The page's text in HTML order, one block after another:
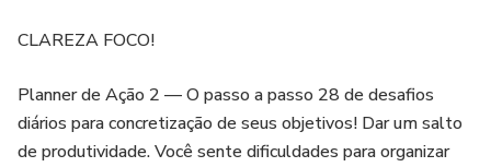
CLAREZA FOCO!
Planner de Ação 2 — O passo a passo 28 de desafios
diários para concretização de seus objetivos! Dar um salto
de produtividade. Você sente dificuldades para organizar